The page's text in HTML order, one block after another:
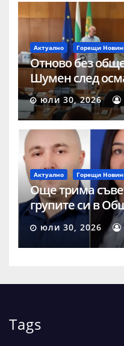
Актуално Горещи
Отново без
Шумен след
юли 30, 2026
Актуално Горещи
Още трима
групите си в
Шумен
юли 30, 2026
Tags